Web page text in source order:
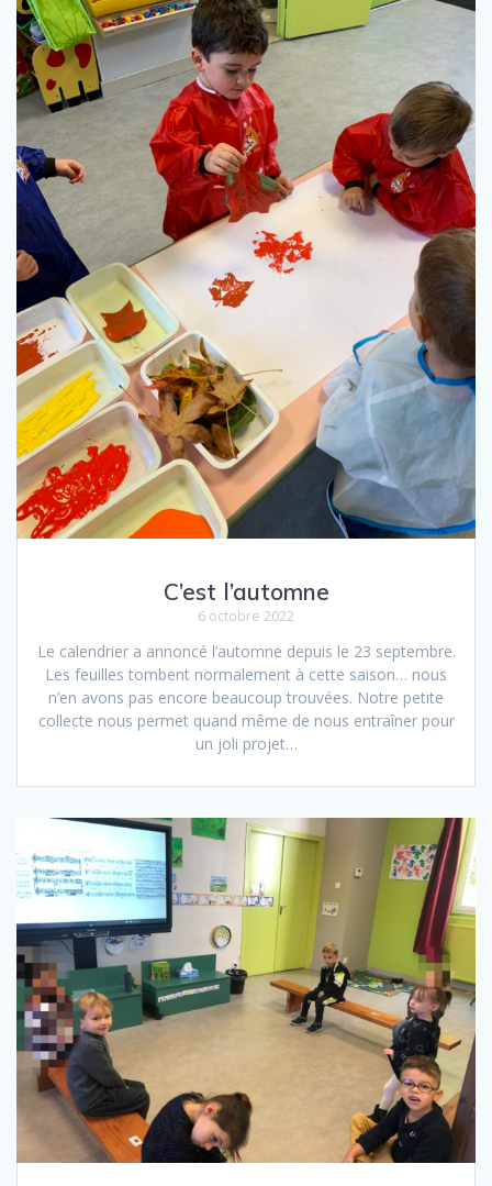
C’est l’automne
6 octobre 2022
Le calendrier a annoncé l’automne depuis le 23 septembre.
Les feuilles tombent normalement à cette saison… nous
n’en avons pas encore beaucoup trouvées. Notre petite
collecte nous permet quand même de nous entraîner pour
un joli projet…